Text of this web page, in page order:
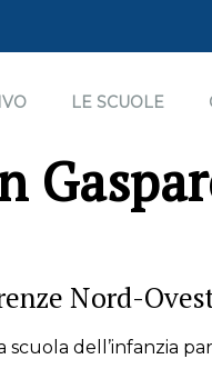
LE SCUOLE
Nord-
dell’infanzia